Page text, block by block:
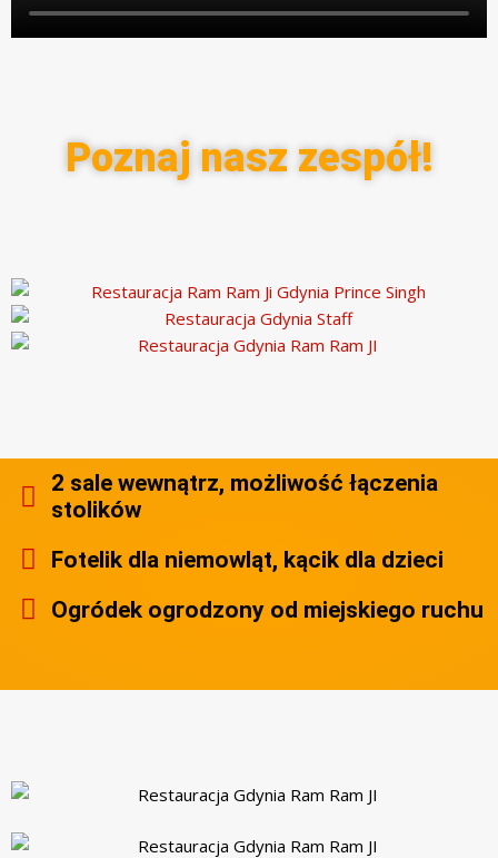
Poznaj nasz zespół!
2 sale wewnątrz, możliwość łączenia
stolików
Fotelik dla niemowląt, kącik dla dzieci
Ogródek ogrodzony od miejskiego ruchu